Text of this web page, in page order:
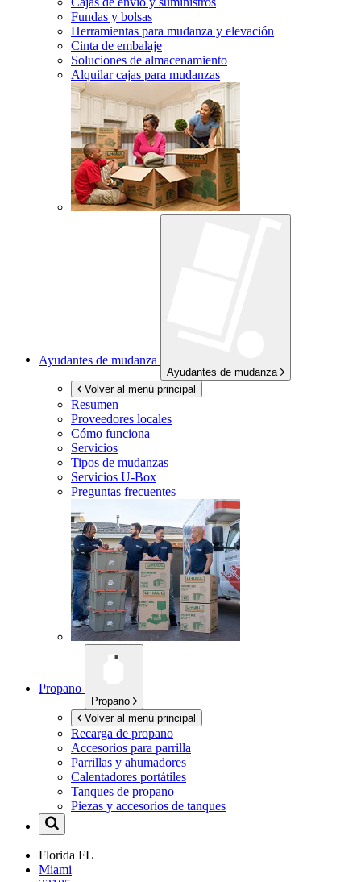
Fundas y bolsas
Herramientas para mudanza y elevación
Cinta de embalaje
Soluciones de almacenamiento
Alquilar cajas para mudanzas
Ayudantes de mudanza
Ayudantes de mudanza
Volver al menú principal
Resumen
Proveedores locales
Cómo funciona
Servicios
Tipos de mudanzas
Servicios U-Box
Preguntas frecuentes
Propano
Propano
Volver al menú principal
Recarga de propano
Accesorios para parrilla
Parrillas y ahumadores
Calentadores portátiles
Tanques de propano
Piezas y accesorios de tanques
Florida FL
Miami